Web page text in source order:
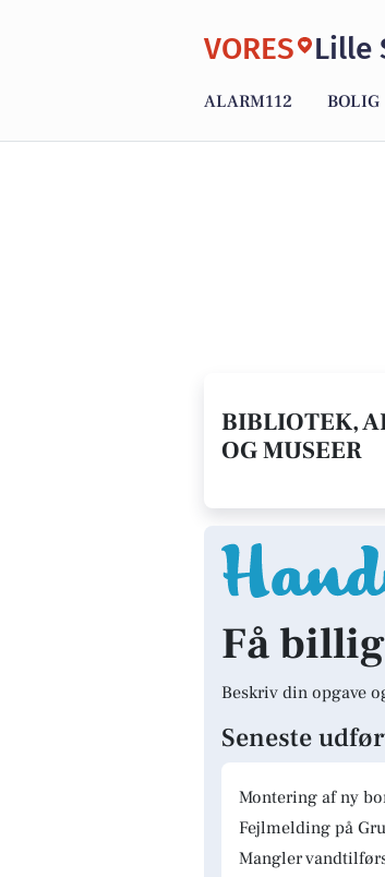
VORES Lille
ALARM112 BOLIG
BIBLIOTEK,
OG MUSEER
Få
Beskriv din opgave
Seneste
Montering af ny
Fejlmelding på
Mangler